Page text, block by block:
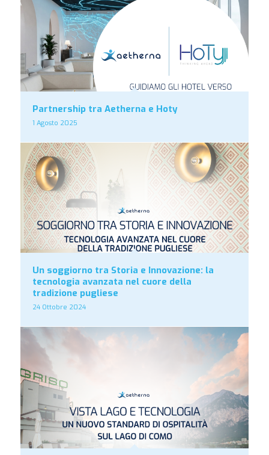
Partnership tra Aetherna e Hoty
1 Agosto 2025
Un soggiorno tra Storia e Innovazione: la
tecnologia avanzata nel cuore della
tradizione pugliese
24 Ottobre 2024